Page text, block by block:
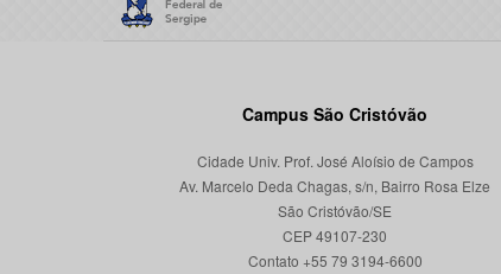
Campus São Cristóvão
Cidade Univ. Prof. José Aloísio de Campos
Av. Marcelo Deda Chagas, s/n, Bairro Rosa Elze
São Cristóvão/SE
CEP 49107-230